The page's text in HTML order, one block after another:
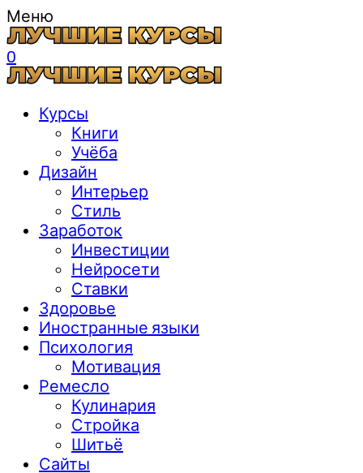
Меню
0
Курсы
Книги
Учёба
Дизайн
Интерьер
Стиль
Заработок
Инвестиции
Нейросети
Ставки
Здоровье
Иностранные языки
Психология
Мотивация
Ремесло
Кулинария
Стройка
Шитьё
Сайты